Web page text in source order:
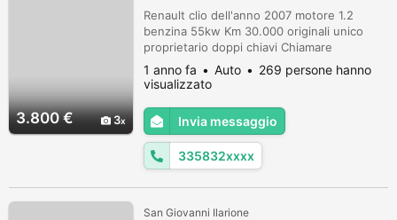
3.800 € 3
Renault clio dell'anno 2007 motore 1.2
benzina 55kw Km 30.000 originali unico
proprietario doppi chiavi Chiamare
3358327340
1 anno fa Auto
269 persone hanno
visualizzato
Invia messaggio
335832xxxx
San Giovanni Ilarione